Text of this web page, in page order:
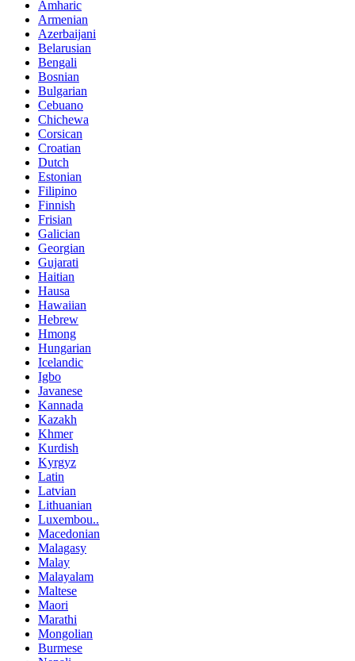
Amharic
Armenian
Azerbaijani
Belarusian
Bengali
Bosnian
Bulgarian
Cebuano
Chichewa
Corsican
Croatian
Dutch
Estonian
Filipino
Finnish
Frisian
Galician
Georgian
Gujarati
Haitian
Hausa
Hawaiian
Hebrew
Hmong
Hungarian
Icelandic
Igbo
Javanese
Kannada
Kazakh
Khmer
Kurdish
Kyrgyz
Latin
Latvian
Lithuanian
Luxembou..
Macedonian
Malagasy
Malay
Malayalam
Maltese
Maori
Marathi
Mongolian
Burmese